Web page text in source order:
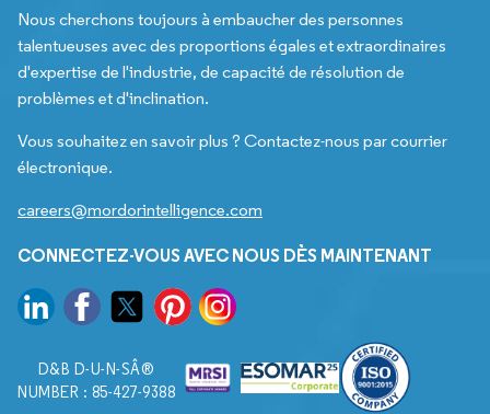
Nous cherchons toujours à embaucher des personnes
talentueuses avec des proportions égales et extraordinaires
d'expertise de l'industrie, de capacité de résolution de
problèmes et d'inclination.
Vous souhaitez en savoir plus ? Contactez-nous par courrier
électronique.
careers@mordorintelligence.com
CONNECTEZ-VOUS AVEC NOUS DÈS MAINTENANT
D&B D-U-N-SÂ®
NUMBER : 85-427-9388